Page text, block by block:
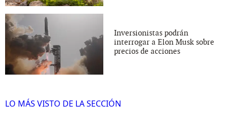
Inversionistas podrán
interrogar a Elon Musk sobre
precios de acciones
LO MÁS VISTO DE LA SECCIÓN